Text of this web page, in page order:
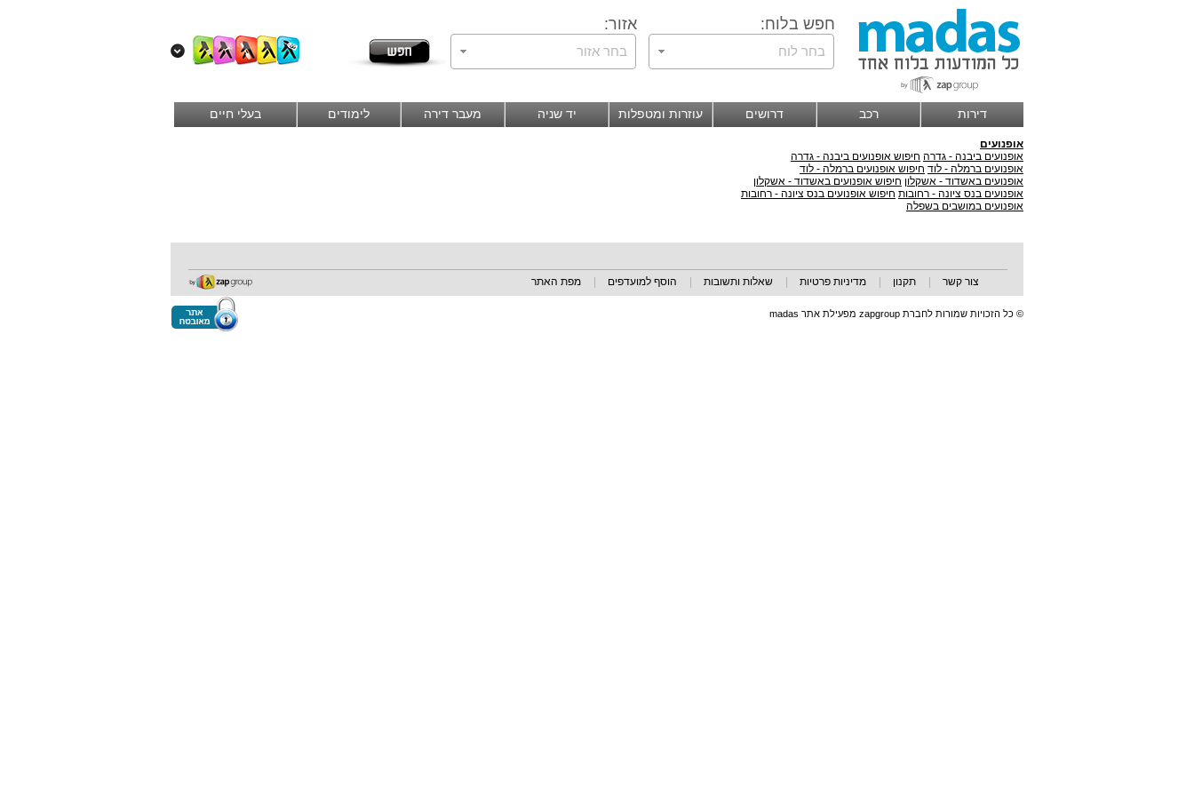
חפש בלוח: אזור:
בחר לוח בחר אזור
דירות רכב דרושים עוזרות ומטפלות יד שניה מעבר דירה לימודים בעלי חיים
אופנועים
אופנועים ביבנה - גדרה חיפוש אופנועים ביבנה - גדרה
אופנועים ברמלה - לוד חיפוש אופנועים ברמלה - לוד
אופנועים באשדוד - אשקלון חיפוש אופנועים באשדוד - אשקלון
אופנועים בנס ציונה - רחובות חיפוש אופנועים בנס ציונה - רחובות
אופנועים במושבים בשפלה
צור קשר תקנון מדיניות פרטיות שאלות ותשובות הוסף למועדפים מפת האתר
© כל הזכויות שמורות לחברת zapgroup מפעילת אתר madas